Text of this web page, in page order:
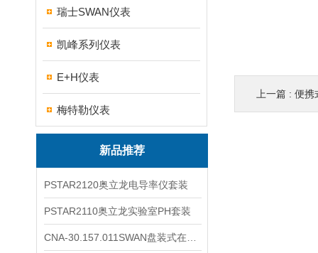
瑞士SWAN仪表
凯峰系列仪表
E+H仪表
梅特勒仪表
新品推荐
PSTAR2120奥立龙电导率仪套装
PSTAR2110奥立龙实验室PH套装
上一篇 : 便携